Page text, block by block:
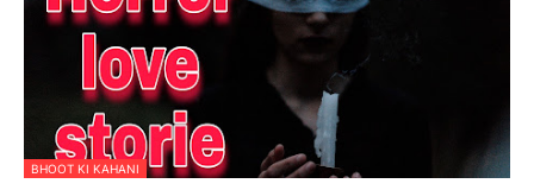
BHOOT KI KAHANI